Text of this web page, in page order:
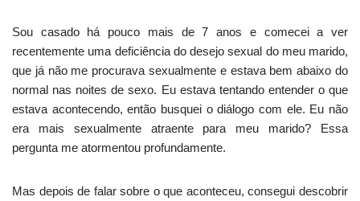
Sou casado há pouco mais de 7 anos e comecei a ver
recentemente uma deficiência do desejo sexual do meu marido,
que já não me procurava sexualmente e estava bem abaixo do
normal nas noites de sexo. Eu estava tentando entender o que
estava acontecendo, então busquei o diálogo com ele. Eu não
era mais sexualmente atraente para meu marido? Essa
pergunta me atormentou profundamente.
Mas depois de falar sobre o que aconteceu, consegui descobrir